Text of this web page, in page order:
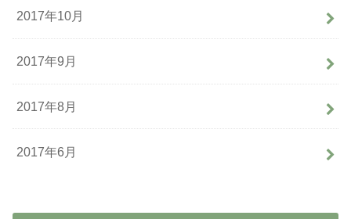
2017年10月
2017年9月
2017年8月
2017年6月